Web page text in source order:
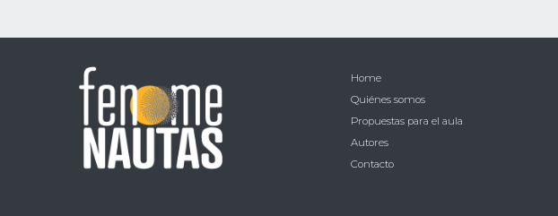
Home
Quiénes somos
Propuestas para el aula
Autores
Contacto